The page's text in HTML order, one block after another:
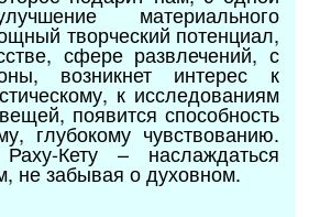
материального
творческий потенциал,
сфере развлечений, с
возникнет интерес к
к исследованиям
появится способность
глубокому чувствованию.
Кету – наслаждаться
не забывая о духовном.